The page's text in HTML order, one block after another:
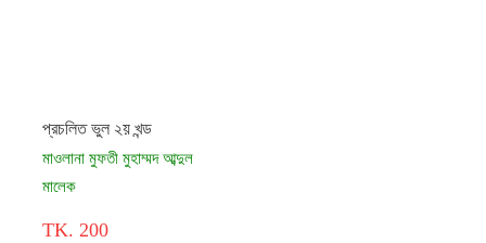
প্রচলিত ভুল ২য় খন্ড
মাওলানা মুফতী মুহাম্মদ আব্দুল
মালেক
TK. 200